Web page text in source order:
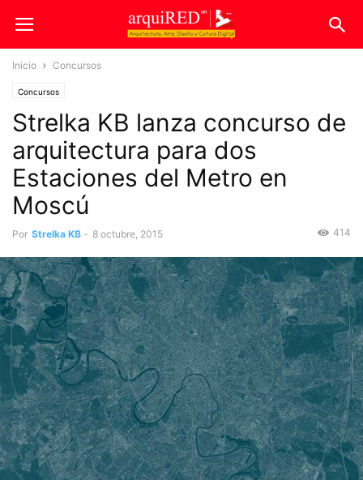
Inicio Concursos
Concursos
Strelka KB lanza concurso de
arquitectura para dos
Estaciones del Metro en
Moscú
Por Strelka KB - 8 octubre, 2015 414